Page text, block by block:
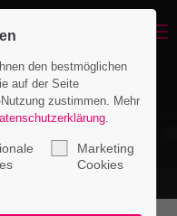
den bestmöglichen
auf der Seite
zustimmen. Mehr
.
Marketing
Cookies